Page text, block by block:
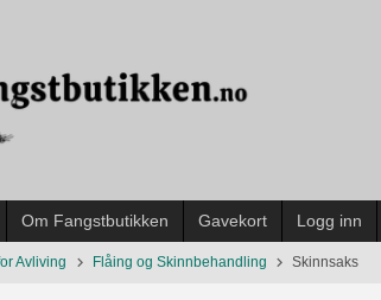
Om Fangstbutikken Gavekort Logg inn
Avliving Flåing og Skinnbehandling Skinnsaks